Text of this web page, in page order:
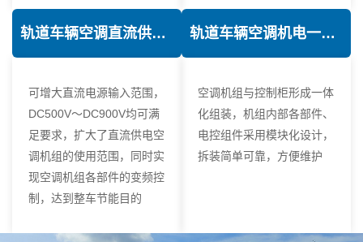
轨道车辆空调直流供电技术
可增大直流电源输入范围，
DC500V～DC900V均可满
足要求，扩大了直流供电空
调机组的使用范围，同时实
现空调机组各部件的变频控
制，达到整车节能目的
轨道车辆空调机电一体化技术
空调机组与控制柜形成一体
化组装，机组内部各部件、
电控组件采用模块化设计，
拆装简单可靠，方便维护